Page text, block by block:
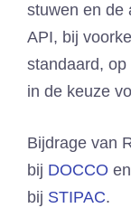
stuwen en de
API, bij
standaard,
in de keuze
Bijdrage van
bij DOCCO
bij STIPAC.